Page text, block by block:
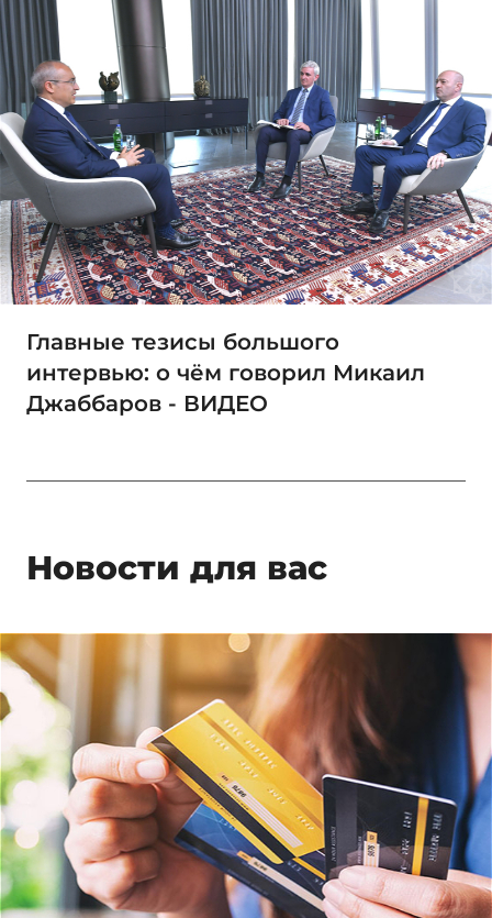
Главные тезисы большого
интервью: о чём говорил Микаил
Джаббаров - ВИДЕО
Новости для вас